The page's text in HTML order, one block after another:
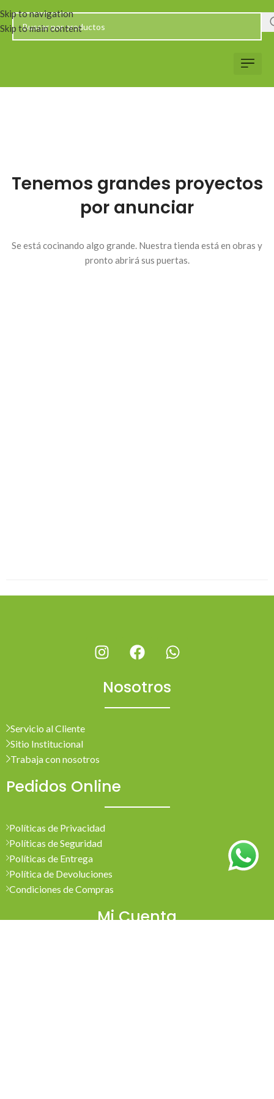
Skip to navigation
Skip to main content
Tenemos grandes proyectos
por anunciar
Se está cocinando algo grande. Nuestra tienda está en obras y
pronto abrirá sus puertas.
Nosotros
Servicio al Cliente
Sitio Institucional
Trabaja con nosotros
Pedidos Online
Políticas de Privacidad
Políticas de Seguridad
Políticas de Entrega
Política de Devoluciones
Condiciones de Compras
Mi Cuenta